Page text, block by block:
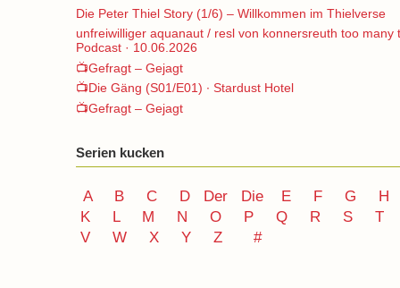
Die Peter Thiel Story (1/6) – Willkommen im Thielverse
unfreiwilliger aquanaut / resl von konnersreuth too many
Podcast · 10.06.2026
📺Gefragt – Gejagt
📺Die Gäng (S01/E01) ∙ Stardust Hotel
📺Gefragt – Gejagt
Serien kucken
A B C D Der Die E F G
H
K
L M N O P Q R S
T
V
W X Y Z #